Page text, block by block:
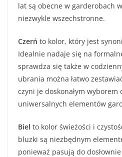
lat są obecne w garderobach
niezwykle wszechstronne.
Czerń to kolor, który jest
Idealnie nadaje się na
sprawdza się także w
ubrania można łatwo
czyni je doskonałym wyborem
uniwersalnych elementów
Biel to kolor świeżości i
bluzki są niezbędnym
ponieważ pasują do